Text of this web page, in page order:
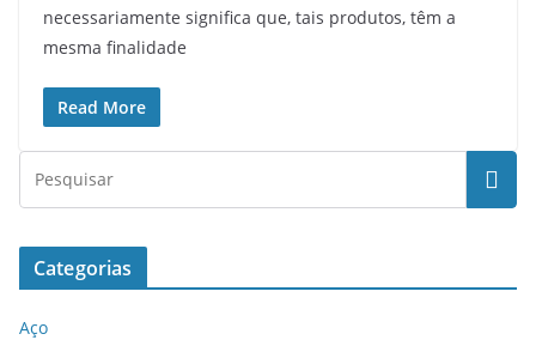
necessariamente significa que, tais produtos, têm a
mesma finalidade
Read More
Categorias
Aço